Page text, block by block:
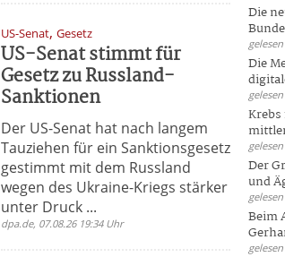
US-Senat, Gesetz
US-Senat stimmt für
Gesetz zu Russland-
Sanktionen
Der US-Senat hat nach langem
Tauziehen für ein Sanktionsgesetz
gestimmt mit dem Russland
wegen des Ukraine-Kriegs stärker
unter Druck ...
dpa.de, 07.08.26 19:34 Uhr
Die
Die
Der
und
Beim